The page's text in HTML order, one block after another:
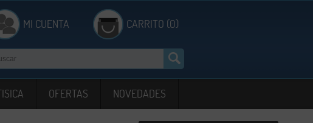
MI CUENTA CARRITO (0)
OFERTAS NOVEDADES